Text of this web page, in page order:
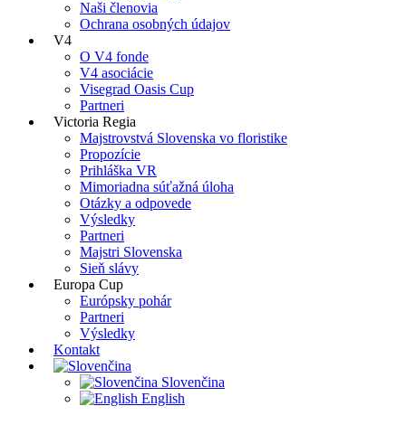
Naši členovia
Ochrana osobných údajov
V4
O V4 fonde
V4 asociácie
Visegrad Oasis Cup
Partneri
Victoria Regia
Majstrovstvá Slovenska vo floristike
Propozície
Prihláška VR
Mimoriadna súťažná úloha
Otázky a odpovede
Výsledky
Partneri
Majstri Slovenska
Sieň slávy
Europa Cup
Európsky pohár
Partneri
Výsledky
Kontakt
Slovenčina
English